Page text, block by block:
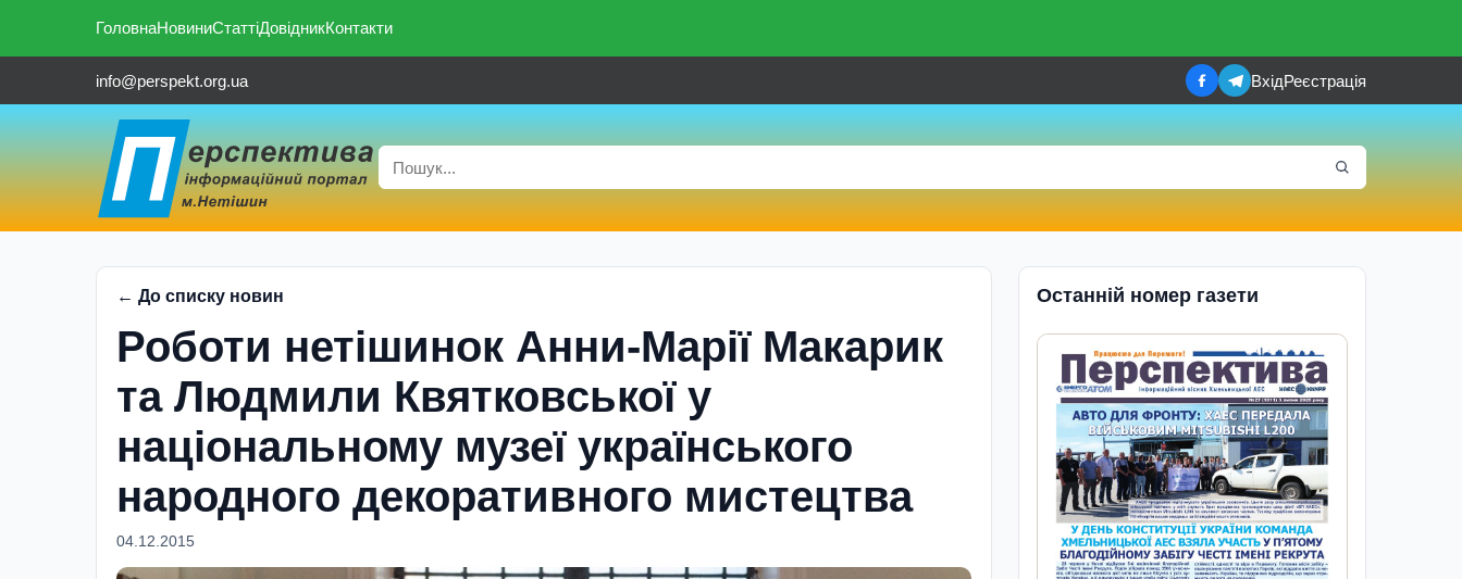
ГоловнаНовиниСтаттіДовідникКонтакти
info@perspekt.org.ua ВхідРеєстрація
← До списку новин
Роботи нетішинок Анни-Марії Макарик
та Людмили Квятковської у
національному музеї українського
народного декоративного мистецтва
04.12.2015
Останній номер газети